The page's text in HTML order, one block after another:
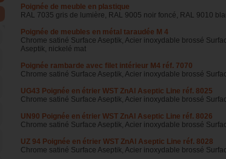
Poignée de meuble en plastique
RAL 7035 gris de lumière, RAL 9005 noir foncé, RAL 9010
Poignée de meubles en métal taraudée M 4
Chrome satiné Surface Aseptik, Acier inoxydable brossé
Aseptik, nickelé mat
Poignée rambarde avec filet intérieur M4 réf. 7070
Chrome satiné Surface Aseptik, Acier inoxydable brossé
UG43 Poignée en étrier WST ZnAl Aseptic Line réf. 8025
Chrome satiné Surface Aseptik, Acier inoxydable brossé
UN90 Poignée en étrier WST ZnAl Aseptic Line réf. 8026
Chrome satiné Surface Aseptik, Acier inoxydable brossé
UZ 94 Poignée en étrier WST ZnAl Aseptic Line réf. 8028
Chrome satiné Surface Aseptik, Acier inoxydable brossé